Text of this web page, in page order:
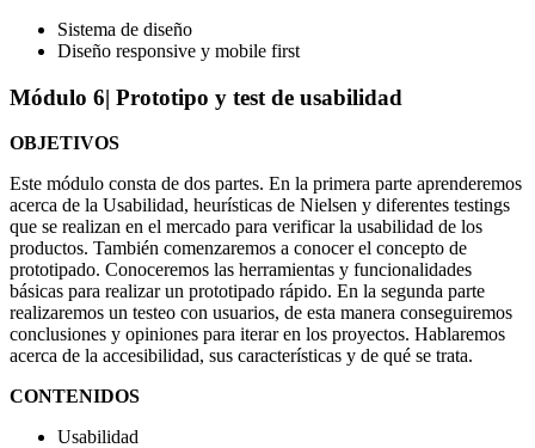
Sistema de diseño
Diseño responsive y mobile first
Módulo 6| Prototipo y test de usabilidad
OBJETIVOS
Este módulo consta de dos partes. En la primera parte aprenderemos
acerca de la Usabilidad, heurísticas de Nielsen y diferentes testings
que se realizan en el mercado para verificar la usabilidad de los
productos. También comenzaremos a conocer el concepto de
prototipado. Conoceremos las herramientas y funcionalidades
básicas para realizar un prototipado rápido. En la segunda parte
realizaremos un testeo con usuarios, de esta manera conseguiremos
conclusiones y opiniones para iterar en los proyectos. Hablaremos
acerca de la accesibilidad, sus características y de qué se trata.
CONTENIDOS
Usabilidad